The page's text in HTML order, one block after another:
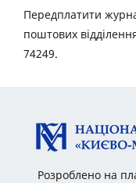
Передплатити
поштових
74249.
Розроблено на